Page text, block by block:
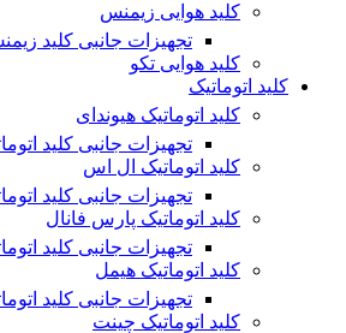
کلید هوایی زیمنس
تجهیزات جانبی کلید
کلید هوایی تکو
کلید اتوماتیک
کلید اتوماتیک هیوندای
تجهیزات جانبی کلید
کلید اتوماتیک ال اس
تجهیزات جانبی کلید
کلید اتوماتیک پارس فانال
تجهیزات جانبی کلید
کلید اتوماتیک هیمل
تجهیزات جانبی کلید
کلید اتوماتیک چینت